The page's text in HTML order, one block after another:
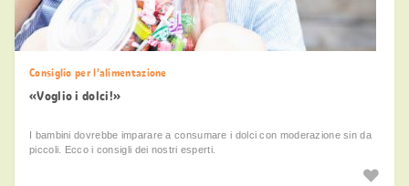
Consiglio per l’alimentazione
«Voglio i dolci!»
I bambini dovrebbe imparare a consumare i dolci con moderazione sin da
piccoli. Ecco i consigli dei nostri esperti.